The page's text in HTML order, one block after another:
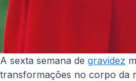
A sexta semana de gravidez
transformações no corpo da